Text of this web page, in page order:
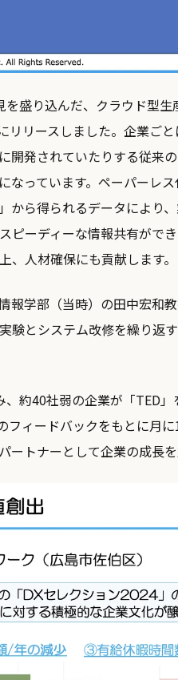
盛り込んだ、クラウド型生
リリースしました。企業ご
開発されていたりする従来
なっています。ペーパーレ
から得られるデータにより
ピーディーな情報共有がで
人材確保にも貢献します。
報学部（当時）の田中宏和
験とシステム改修を繰り返
約40社弱の企業が「TED」
フィードバックをもとに月
トナーとして企業の成長を